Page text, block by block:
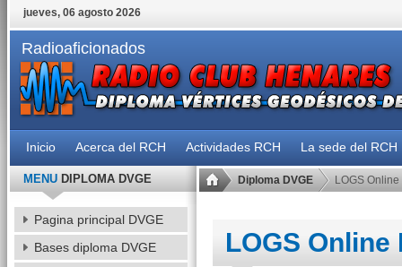
jueves, 06 agosto 2026
Radioaficionados
Inicio Acerca del RCH Actividades RCH La sede del RCH
Diploma DVGE LOGS Online
LOGS Online
MENUDIPLOMA DVGE
Pagina principal DVGE
Bases diploma DVGE